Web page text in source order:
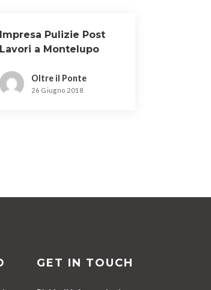
Impresa Pulizie Post
Lavori a Montelupo
Oltre il Ponte
26 Giugno 2018
GET IN TOUCH